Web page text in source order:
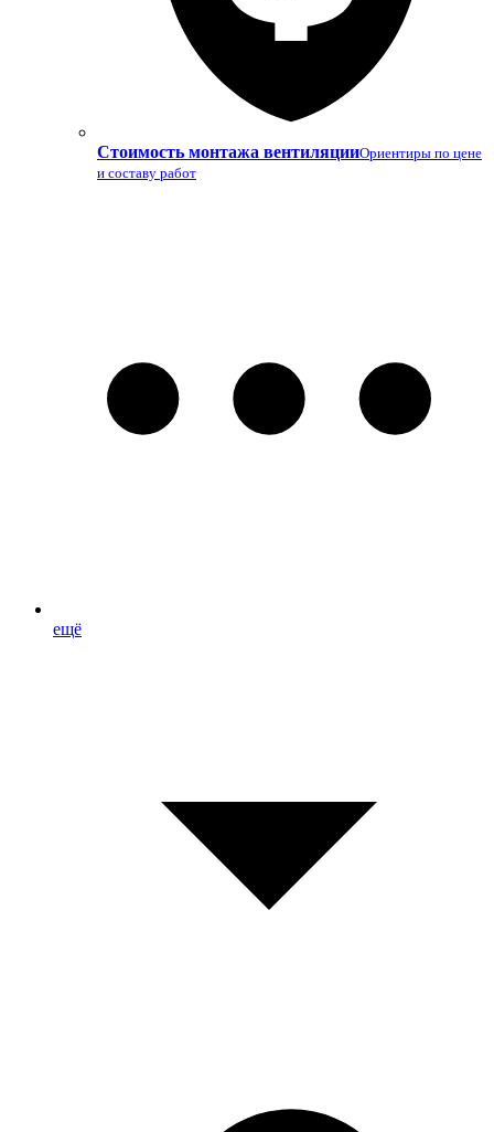
Стоимость монтажа вентиляцииОриентиры по цене
и составу работ
ещё